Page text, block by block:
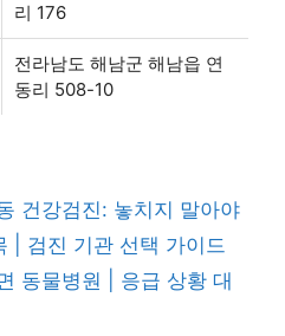
리 176
전라남도 해남군 해남읍 연
동리 508-10
건강검진: 놓치지 말아야
| 검진 기관 선택 가이드
동물병원 | 응급 상황 대